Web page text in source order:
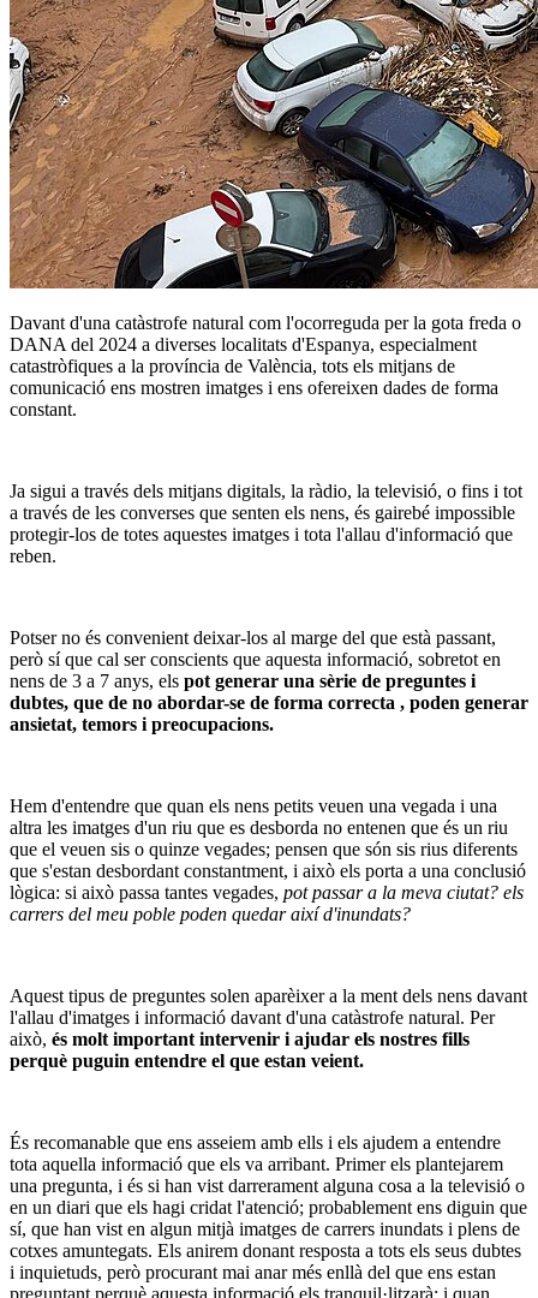
Davant d'una catàstrofe natural com l'ocorreguda per la gota freda o
DANA del 2024 a diverses localitats d'Espanya, especialment
catastròfiques a la província de València, tots els mitjans de
comunicació ens mostren imatges i ens ofereixen dades de forma
constant.
Ja sigui a través dels mitjans digitals, la ràdio, la televisió, o fins i tot
a través de les converses que senten els nens, és gairebé impossible
protegir-los de totes aquestes imatges i tota l'allau d'informació que
reben.
Potser no és convenient deixar-los al marge del que està passant,
però sí que cal ser conscients que aquesta informació, sobretot en
nens de 3 a 7 anys, els pot generar una sèrie de preguntes i
dubtes, que de no abordar-se de forma correcta , poden generar
ansietat, temors i preocupacions.
Hem d'entendre que quan els nens petits veuen una vegada i una
altra les imatges d'un riu que es desborda no entenen que és un riu
que el veuen sis o quinze vegades; pensen que són sis rius diferents
que s'estan desbordant constantment, i això els porta a una conclusió
lògica: si això passa tantes vegades, pot passar a la meva ciutat? els
carrers del meu poble poden quedar així d'inundats?
Aquest tipus de preguntes solen aparèixer a la ment dels nens davant
l'allau d'imatges i informació davant d'una catàstrofe natural. Per
això, és molt important intervenir i ajudar els nostres fills
perquè puguin entendre el que estan veient.
És recomanable que ens asseiem amb ells i els ajudem a entendre
tota aquella informació que els va arribant. Primer els plantejarem
una pregunta, i és si han vist darrerament alguna cosa a la televisió o
en un diari que els hagi cridat l'atenció; probablement ens diguin que
sí, que han vist en algun mitjà imatges de carrers inundats i plens de
cotxes amuntegats. Els anirem donant resposta a tots els seus dubtes
i inquietuds, però procurant mai anar més enllà del que ens estan
preguntant perquè aquesta informació els tranquil·litzarà; i quan